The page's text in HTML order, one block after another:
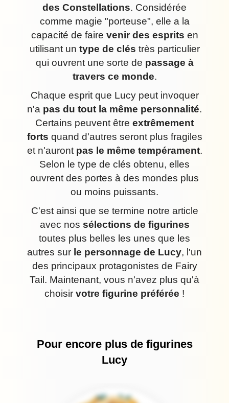
des Constellations. Considérée
comme magie "porteuse", elle a la
capacité de faire venir des esprits en
utilisant un type de clés très particulier
qui ouvrent une sorte de passage à
travers ce monde.
Chaque esprit que Lucy peut invoquer
n'a pas du tout la même personnalité.
Certains peuvent être extrêmement
forts quand d'autres seront plus fragiles
et n'auront pas le même tempérament.
Selon le type de clés obtenu, elles
ouvrent des portes à des mondes plus
ou moins puissants.
C'est ainsi que se termine notre article
avec nos sélections de figurines
toutes plus belles les unes que les
autres sur le personnage de Lucy, l'un
des principaux protagonistes de Fairy
Tail. Maintenant, vous n'avez plus qu'à
choisir votre figurine préférée !
Pour encore plus de figurines
Lucy